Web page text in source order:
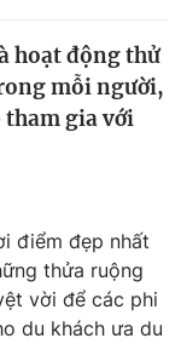
hoạt động thử
mỗi người,
gia với
điểm đẹp nhất
thửa ruộng
vời để các phi
du khách ưa du